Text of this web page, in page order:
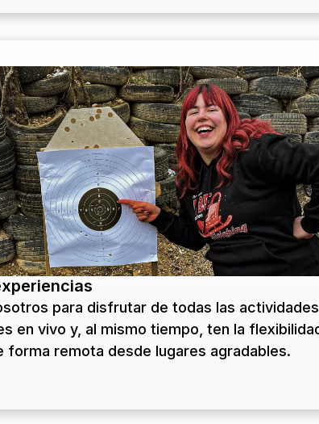
para disfrutar de todas las actividades
en vivo y, al mismo tiempo, ten la
forma remota desde lugares agradables.